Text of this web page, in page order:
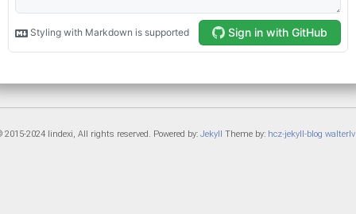
2015-2024 lindexi, All rights reserved. Powered by: Jekyll Theme by: hcz-jekyll-blog walterlv